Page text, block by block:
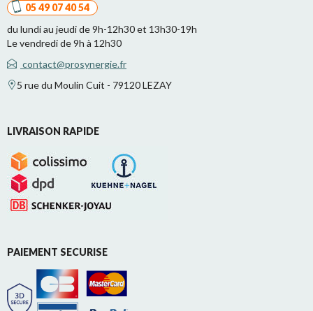
05 49 07 40 54
du lundi au jeudi de 9h-12h30 et 13h30-19h
Le vendredi de 9h à 12h30
contact@prosynergie.fr
5 rue du Moulin Cuit - 79120 LEZAY
LIVRAISON RAPIDE
PAIEMENT SECURISE